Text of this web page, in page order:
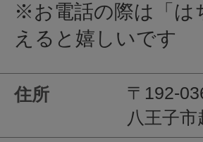
※お電話の際は「は
えると嬉しいです
住所
〒192-
八王子